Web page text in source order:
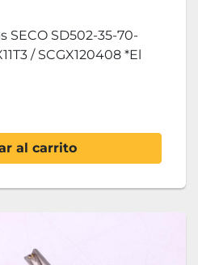
SECO SD502-35-70-
/ SCGX120408 *El
al carrito